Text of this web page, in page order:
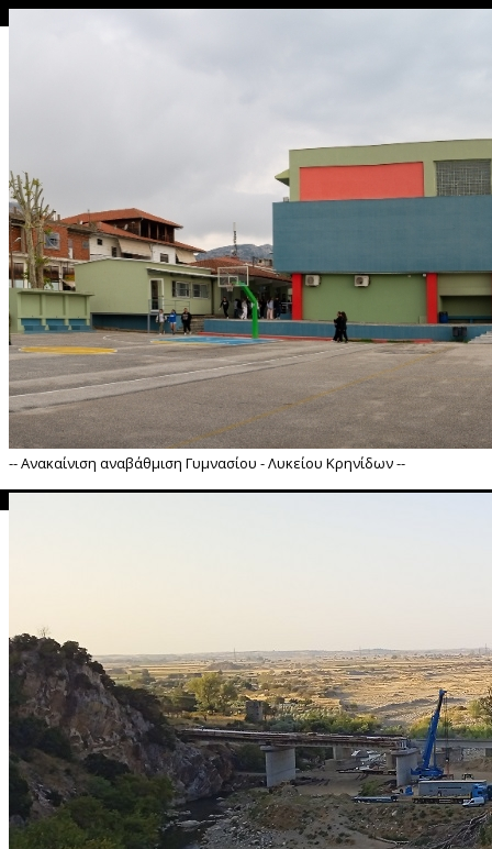
--
-- Ανακαίνιση αναβάθμιση Γυμνασίου - Λυκείου Κρηνίδων --
">
αναβάθμιση Γυμνασίου - Λυκείου Κρηνίδων --